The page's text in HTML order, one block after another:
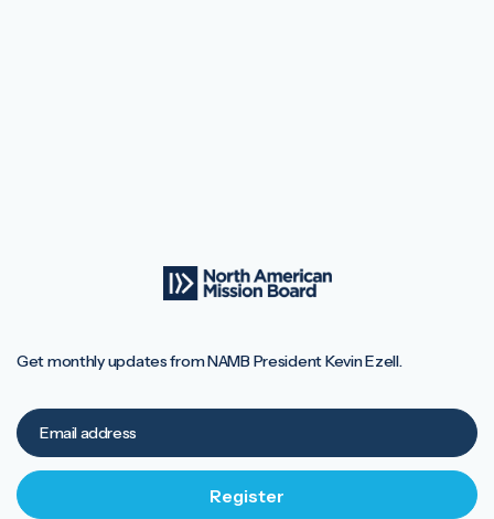
Get monthly updates from NAMB President Kevin Ezell.